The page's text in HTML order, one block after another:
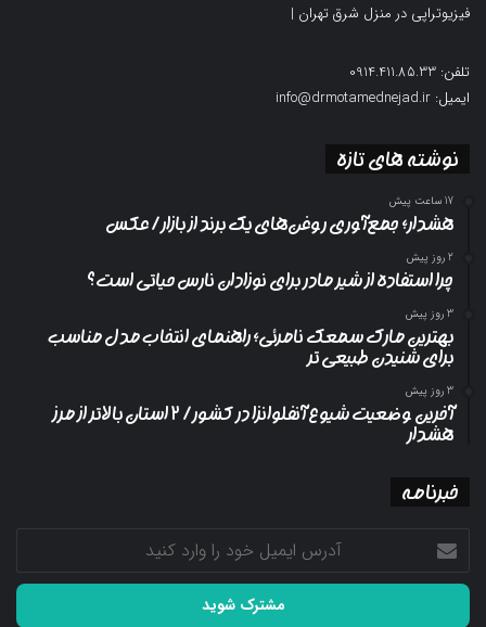
فیزیوتراپی در منزل شرق تهران |
تلفن: 0914.411.85.33
ایمیل: info@drmotamednejad.ir
نوشته های تازه
17 ساعت پیش
هشدار؛ جمع‌آوری روغن‌های یک برند از بازار/ عکس
2 روز پیش
چرا استفاده از شیر مادر برای نوزادان نارس حیاتی است؟
3 روز پیش
بهترین مارک سمعک نامرئی؛ راهنمای انتخاب مدل مناسب
برای شنیدن طبیعی تر
3 روز پیش
آخرین وضعیت شیوع آنفلوانزا در کشور/ ۲ استان بالاتر از مرز
هشدار
خبرنامه
آدرس
ایمیل
خود